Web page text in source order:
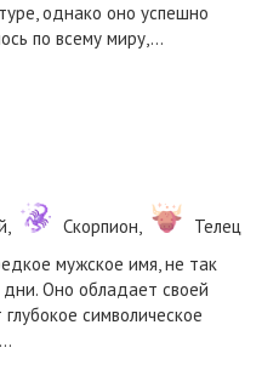
однако оно успешно
по всему миру,…
Скорпион,
Телец
мужское имя, не так
Оно обладает своей
символическое